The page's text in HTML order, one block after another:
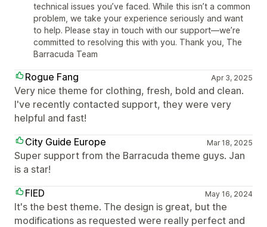
technical issues you’ve faced. While this isn’t a common
problem, we take your experience seriously and want
to help. Please stay in touch with our support—we’re
committed to resolving this with you. Thank you, The
Barracuda Team
Rogue Fang Apr 3, 2025
Very nice theme for clothing, fresh, bold and clean.
I've recently contacted support, they were very
helpful and fast!
City Guide Europe
Mar 18, 2025
Super support from the Barracuda theme guys. Jan
is a star!
FIED
May 16, 2024
It's the best theme. The design is great, but the
modifications as requested were really perfect and